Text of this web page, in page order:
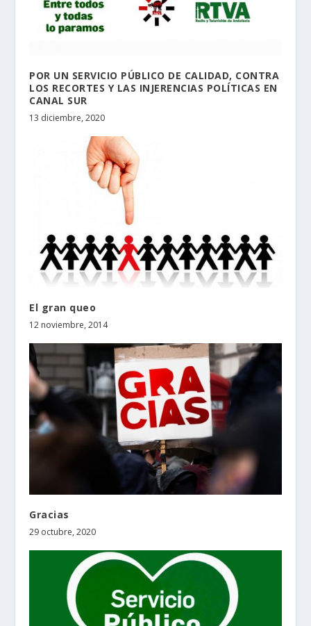
POR UN SERVICIO PÚBLICO DE CALIDAD, CONTRA
LOS RECORTES Y LAS INJERENCIAS POLÍTICAS EN
CANAL SUR
13 diciembre, 2020
El gran queo
12 noviembre, 2014
Gracias
29 octubre, 2020